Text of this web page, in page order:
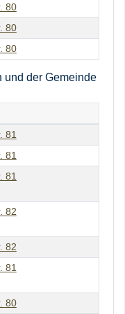
80
80
80
und der Gemeinde
81
81
81
82
82
81
80